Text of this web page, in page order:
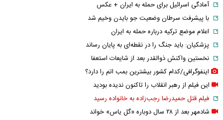
آمادگی اسرائیل برای حمله به ایران + عکس
با پیشرفت سرطان وضعیت جو بایدن وخیم شد
اعلام موضع ترکیه درباره حمله به ایران
پزشکیان: باید جنگ را در نقطه‌ای به پایان رساند
نخستین واکنش ذوالقدر بعد از شایعات استعفا
اینفوگرافی/کدام کشور بیشترین بمب اتم را دارد؟
این فیلم از رهبر انقلاب را تاکنون ندیده بودید
فیلم قتل حمیدرضا رجب‌زاده به خانواده رسید
شادمهر بعد از ۲۸ سال دوباره «گل یاس» خواند